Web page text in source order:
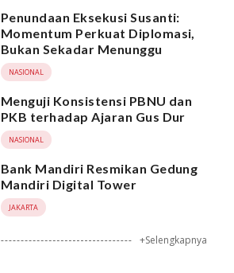
Penundaan Eksekusi Susanti:
Momentum Perkuat Diplomasi,
Bukan Sekadar Menunggu
NASIONAL
Menguji Konsistensi PBNU dan
PKB terhadap Ajaran Gus Dur
NASIONAL
Bank Mandiri Resmikan Gedung
Mandiri Digital Tower
JAKARTA
+Selengkapnya